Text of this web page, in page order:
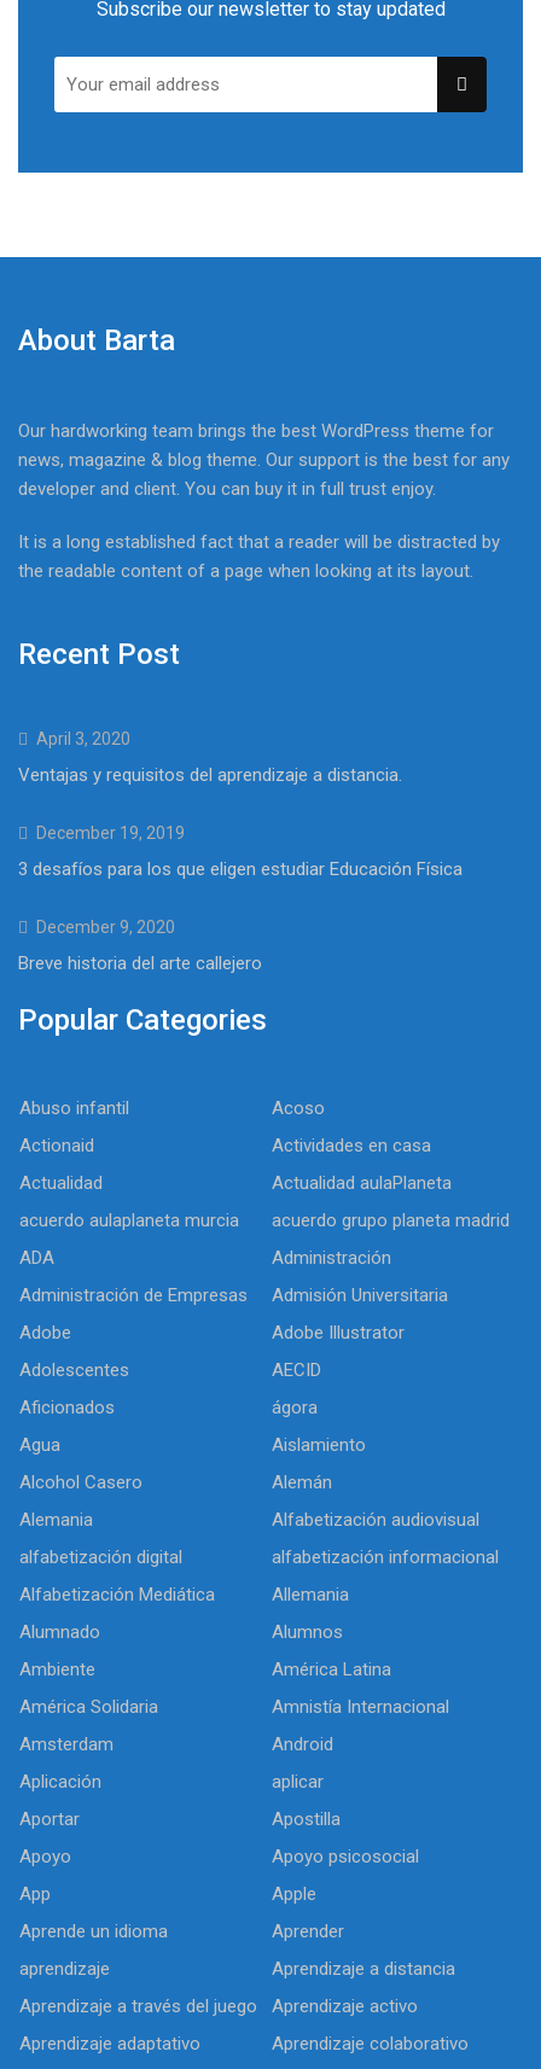
Subscribe our newsletter to stay updated
About Barta
Our hardworking team brings the best WordPress theme for
news, magazine & blog theme. Our support is the best for any
developer and client. You can buy it in full trust enjoy.
It is a long established fact that a reader will be distracted by
the readable content of a page when looking at its layout.
Recent Post
April 3, 2020
Ventajas y requisitos del aprendizaje a distancia.
December 19, 2019
3 desafíos para los que eligen estudiar Educación Física
December 9, 2020
Breve historia del arte callejero
Popular Categories
Abuso infantil
Acoso
Actionaid
Actividades en casa
Actualidad
Actualidad aulaPlaneta
acuerdo aulaplaneta murcia
acuerdo grupo planeta madrid
ADA
Administración
Administración de Empresas
Admisión Universitaria
Adobe
Adobe Illustrator
Adolescentes
AECID
Aficionados
ágora
Agua
Aislamiento
Alcohol Casero
Alemán
Alemania
Alfabetización audiovisual
alfabetización digital
alfabetización informacional
Alfabetización Mediática
Allemania
Alumnado
Alumnos
Ambiente
América Latina
América Solidaria
Amnistía Internacional
Amsterdam
Android
Aplicación
aplicar
Aportar
Apostilla
Apoyo
Apoyo psicosocial
App
Apple
Aprende un idioma
Aprender
aprendizaje
Aprendizaje a distancia
Aprendizaje a través del juego
Aprendizaje activo
Aprendizaje adaptativo
Aprendizaje colaborativo